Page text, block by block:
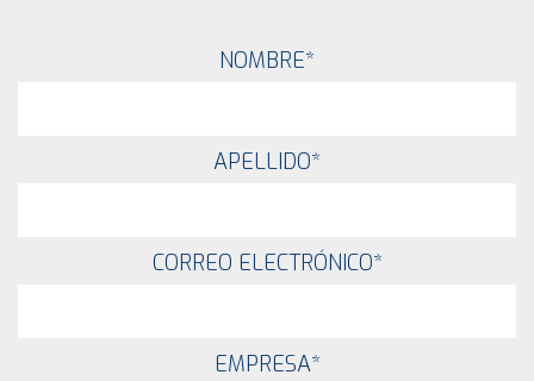
NOMBRE*
APELLIDO*
CORREO ELECTRÓNICO*
EMPRESA*